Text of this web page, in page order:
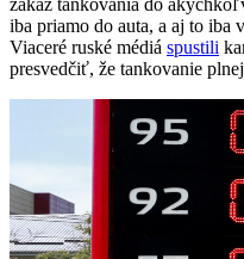
iba priamo do auta, a aj to iba
Viaceré ruské médiá spustili
presvedčiť, že tankovanie